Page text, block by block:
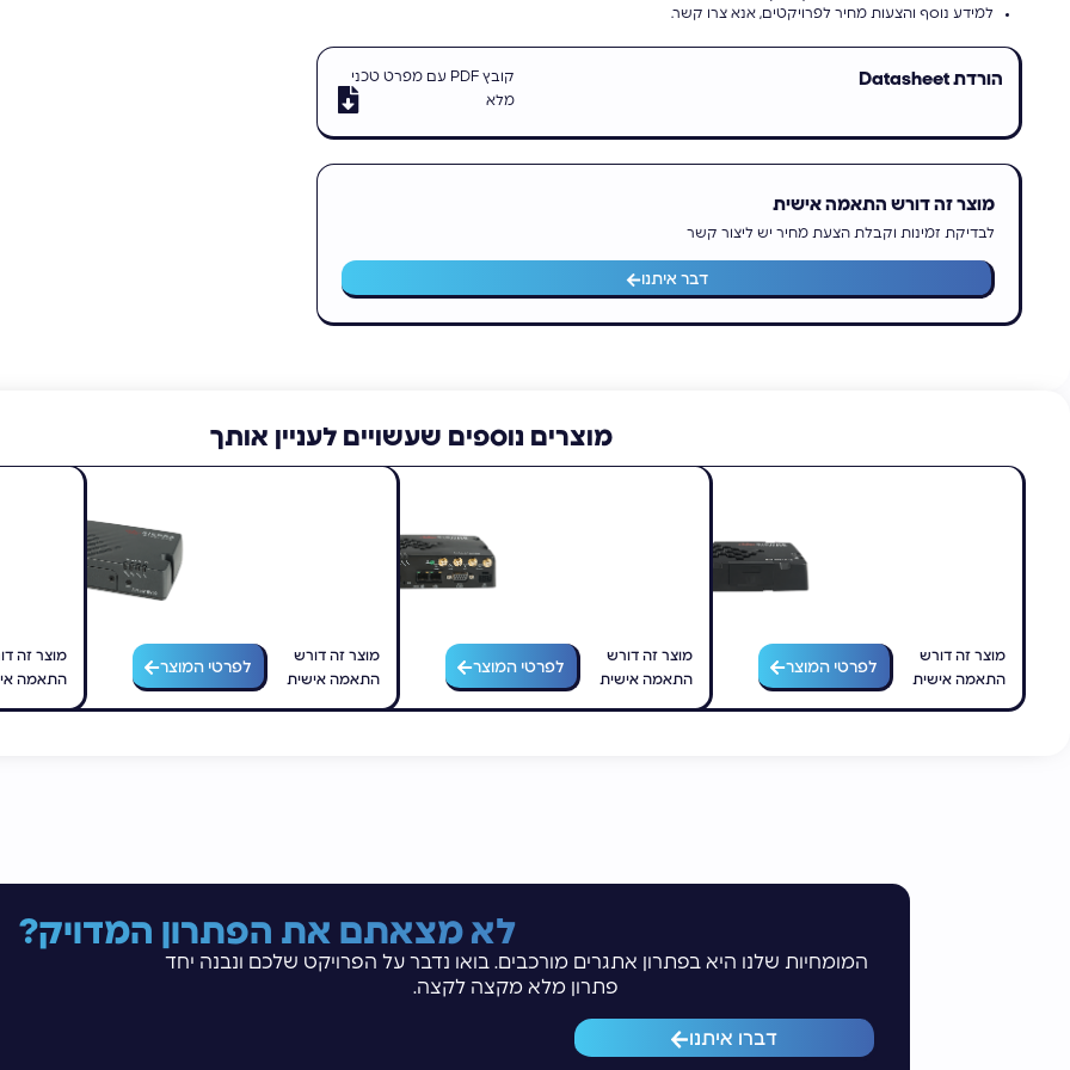
למידע נוסף והצעות מחיר לפרויקטים, אנא צרו קשר.
הורדת Datasheet
קובץ PDF עם מפרט טכני
מלא
מוצר זה דורש התאמה אישית
לבדיקת זמינות וקבלת הצעת מחיר יש ליצור קשר
דבר איתנו
מוצרים נוספים שעשויים לעניין אותך
מוצר זה דורש
התאמה אישית
לפרטי המוצר
מוצר זה דורש
התאמה אישית
לפרטי המוצר
מוצר זה דורש
התאמה אישית
לפרטי המוצר
מוצר זה
התאמה
לא מצאתם את הפתרון המדויק?
המומחיות שלנו היא בפתרון אתגרים מורכבים. בואו נדבר על הפרויקט שלכם ונבנה יחד
פתרון מלא מקצה לקצה.
דברו איתנו